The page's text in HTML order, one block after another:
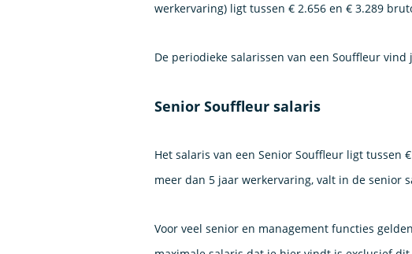
werkervaring) ligt tussen € 2.656 en € 3.289
De periodieke salarissen van een Souffleur vind
Senior Souffleur salaris
Het salaris van een Senior Souffleur ligt tussen
meer dan 5 jaar werkervaring, valt in de senior
Voor veel senior en management functies